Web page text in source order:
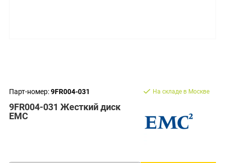
Парт-номер:9FR004-031
9FR004-031 Жесткий диск
EMC
На складе в Москве